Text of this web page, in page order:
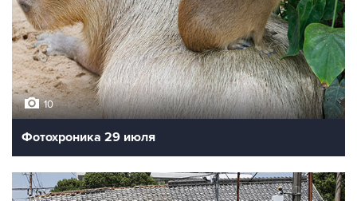
10
Фотохроника 29 июля